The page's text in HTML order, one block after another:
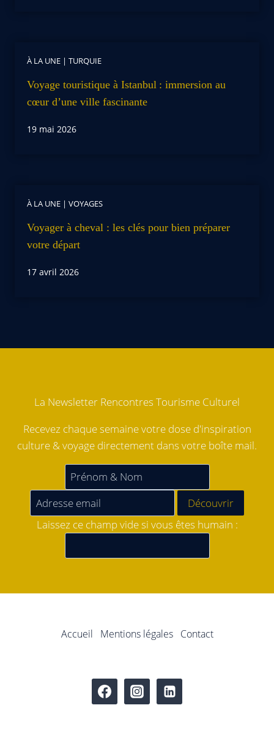
À LA UNE | TURQUIE
Voyage touristique à Istanbul : immersion au
cœur d’une ville fascinante
19 mai 2026
À LA UNE | VOYAGES
Voyager à cheval : les clés pour bien préparer
votre départ
17 avril 2026
La Newsletter Rencontres Tourisme Culturel
Recevez chaque semaine votre dose d'inspiration
culture & voyage directement dans votre boîte mail.
Laissez ce champ vide si vous êtes humain :
Accueil Mentions légales Contact